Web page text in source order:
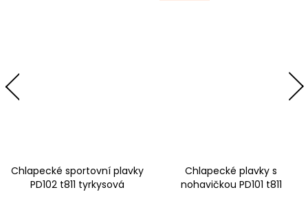
Chlapecké sportovní plavky
PD102 t811 tyrkysová
Chlapecké plavky s
nohavičkou PD101 t811